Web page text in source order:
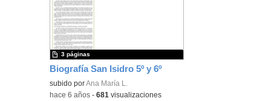
Biografía San Isidro 5º y 6º
subido porAna María L.
3 páginas
-hace 6 años -681 visualizaciones